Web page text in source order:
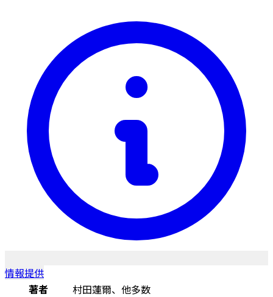
情報提供
著者
村田蓮爾、他多数